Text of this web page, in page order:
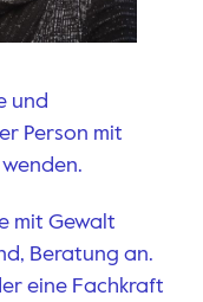
und
Person mit
mit Gewalt
Beratung an.
eine Fachkraft